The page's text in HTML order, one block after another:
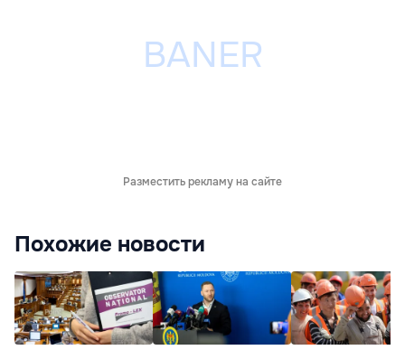
Разместить рекламу на сайте
Похожие новости